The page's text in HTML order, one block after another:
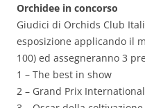
Orchidee in concorso
Giudici di Orchids Club
esposizione applicando il
100) ed assegneranno 3
1 – The best in show
2 – Grand Prix